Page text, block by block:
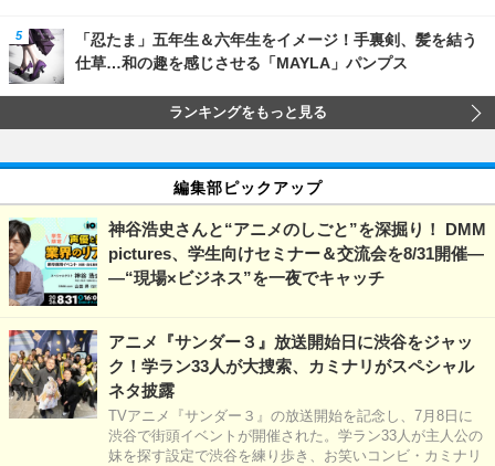
「忍たま」五年生＆六年生をイメージ！手裏剣、髪を結う
仕草…和の趣を感じさせる「MAYLA」パンプス
ランキングをもっと見る
編集部ピックアップ
神谷浩史さんと“アニメのしごと”を深掘り！ DMM
pictures、学生向けセミナー＆交流会を8/31開催―
―“現場×ビジネス”を一夜でキャッチ
アニメ『サンダー３』放送開始日に渋谷をジャッ
ク！学ラン33人が大捜索、カミナリがスペシャル
ネタ披露
TVアニメ『サンダー３』の放送開始を記念し、7月8日に
渋谷で街頭イベントが開催された。学ラン33人が主人公の
妹を探す設定で渋谷を練り歩き、お笑いコンビ・カミナリ